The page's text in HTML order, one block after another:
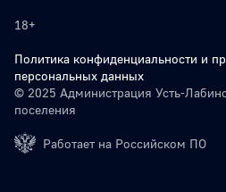
18+
Политика конфиденциальности и
персональных данных
© 2025 Администрация Усть-
поселения
Работает на Российском ПО